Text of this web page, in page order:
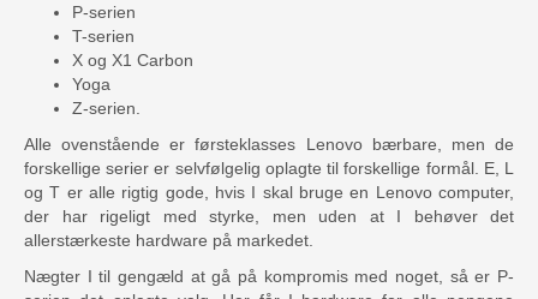
P-serien
T-serien
X og X1 Carbon
Yoga
Z-serien.
Alle ovenstående er førsteklasses Lenovo bærbare, men de
forskellige serier er selvfølgelig oplagte til forskellige formål. E, L
og T er alle rigtig gode, hvis I skal bruge en Lenovo computer,
der har rigeligt med styrke, men uden at I behøver det
allerstærkeste hardware på markedet.
Nægter I til gengæld at gå på kompromis med noget, så er P-